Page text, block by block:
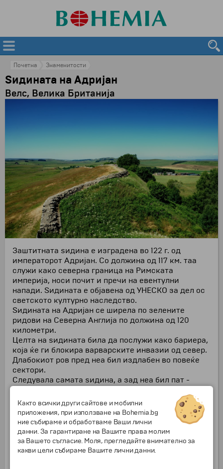
Почетна Знаменитости
Ѕидината на Адријан
Велс, Велика Британија
Заштитната ѕидина е изградена во 122 г. од
императорот Адријан. Со должина од 117 км. таа
служи како северна граница на Римската
империја, носи почит и пречи на евентулни
напади. Ѕидината е објавена од УНЕСКО за дел ос
светското културно наследство.
Ѕидината на Адријан се ширела по зелените
ридови на Северна Англија по должина од 120
километри.
Целта на ѕидината била да послужи како бариера,
која ќе ги блокира варварските инвазии од север.
Длабокиот ров пред неа бил издлабен во повеќе
сектори.
Следувала самата ѕидина, а зад неа бил пат -
внатрешноста на провинцијата Британија.
Камената ѕидина била изградена од рампа, запци
и скали - кога имало поместување по теренот. На
определени од воена гледна точка растојанија
имало три вида објекти: стражарски кули со
неколку дежурни на смена, мали тврдини со по 20-
Както всички други сайтове и мобилни
приложения, при използване на Bohemia.bg
ние събираме и обработваме Ваши лични
данни. За гарантиране на Вашите права молим
за Вашето съгласие. Моля, прегледайте внимателно за
какви цели събираме Вашите лични данни.